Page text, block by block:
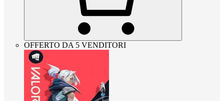
OFFERTO DA 5 VENDITORI